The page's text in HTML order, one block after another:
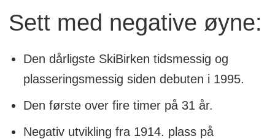
Sett med negative øyne:
Den dårligste SkiBirken tidsmessig og
plasseringsmessig siden debuten i 1995.
Den første over fire timer på 31 år.
Negativ utvikling fra 1914. plass på